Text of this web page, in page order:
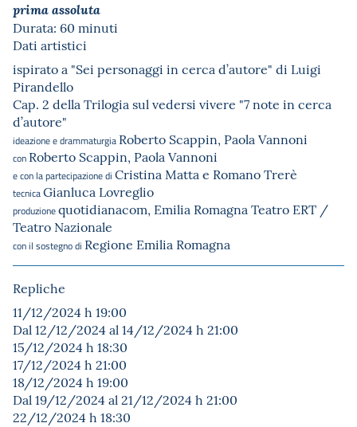
prima assoluta
Durata: 60 minuti
Dati artistici
ispirato a "Sei personaggi in cerca d’autore" di Luigi
Pirandello
Cap. 2 della Trilogia sul vedersi vivere "7 note in cerca
d’autore"
ideazione e drammaturgia Roberto Scappin, Paola Vannoni
con Roberto Scappin, Paola Vannoni
e con la partecipazione di Cristina Matta e Romano Trerè
tecnicaGianluca Lovreglio
produzionequotidianacom, Emilia Romagna Teatro ERT /
Teatro Nazionale
con il sostegno di Regione Emilia Romagna
Repliche
11/12/2024 h 19:00
Dal 12/12/2024 al 14/12/2024 h 21:00
15/12/2024 h 18:30
17/12/2024 h 21:00
18/12/2024 h 19:00
Dal 19/12/2024 al 21/12/2024 h 21:00
22/12/2024 h 18:30